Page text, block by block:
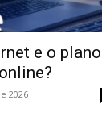
e o plano
2026